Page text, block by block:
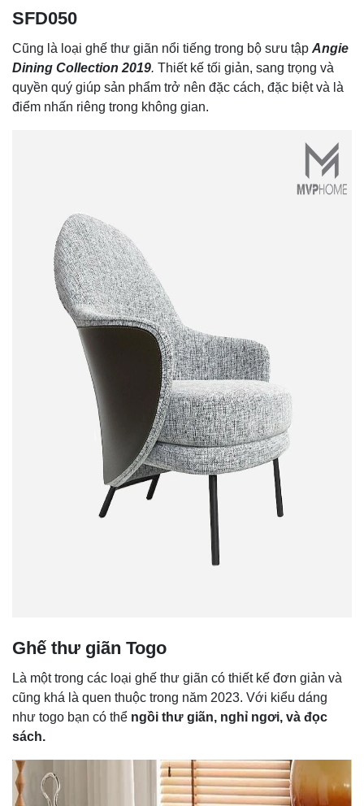
SFD050
Cũng là loại ghế thư giãn nổi tiếng trong bộ sưu tập Angie
Dining Collection 2019. Thiết kế tối giản, sang trọng và
quyền quý giúp sản phẩm trở nên đặc cách, đặc biệt và là
điểm nhấn riêng trong không gian.
Ghế thư giãn Togo
Là một trong các loại ghế thư giãn có thiết kế đơn giản và
cũng khá là quen thuộc trong năm 2023. Với kiểu dáng
như togo bạn có thể ngồi thư giãn, nghỉ ngơi, và đọc
sách.